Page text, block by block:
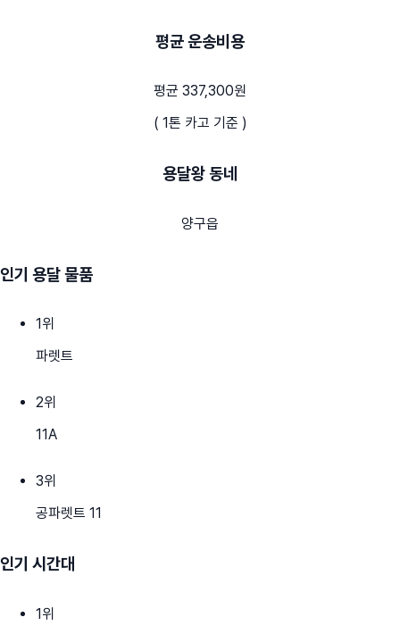
평균 운송비용
평균 337,300원
( 1톤 카고 기준 )
용달왕 동네
양구읍
인기 용달 물품
1위
파렛트
2위
11A
3위
공파렛트 11
인기 시간대
1위